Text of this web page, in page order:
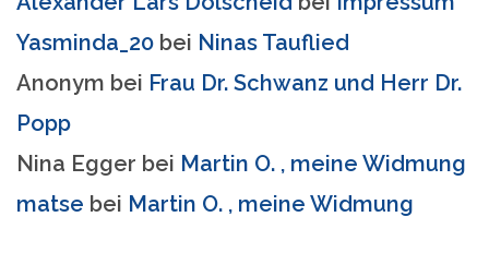
Yasminda_20 bei Ninas Tauflied
Anonym bei Frau Dr. Schwanz und Herr Dr.
Popp
Nina Egger bei Martin O. , meine Widmung
matse bei Martin O. , meine Widmung